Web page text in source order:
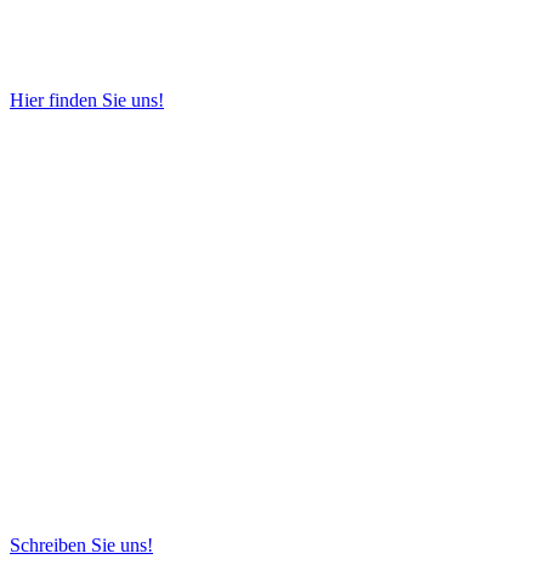
Hier finden Sie uns!
Schreiben Sie uns!